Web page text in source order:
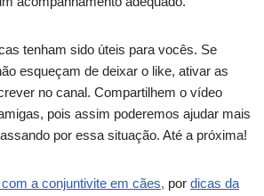
tenham sido úteis para vocês. Se
esqueçam de deixar o like, ativar as
no canal. Compartilhem o vídeo
pois assim poderemos ajudar mais
por essa situação. Até a próxima!
a conjuntivite em cães, por dicas da